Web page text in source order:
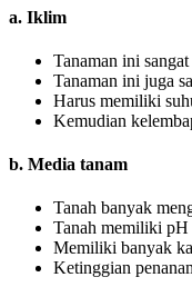
a. Iklim
Tanaman ini
Tanaman ini juga
Harus memiliki
Kemudian
b. Media tanam
Tanah banyak
Tanah memiliki pH
Memiliki banyak
Ketinggian